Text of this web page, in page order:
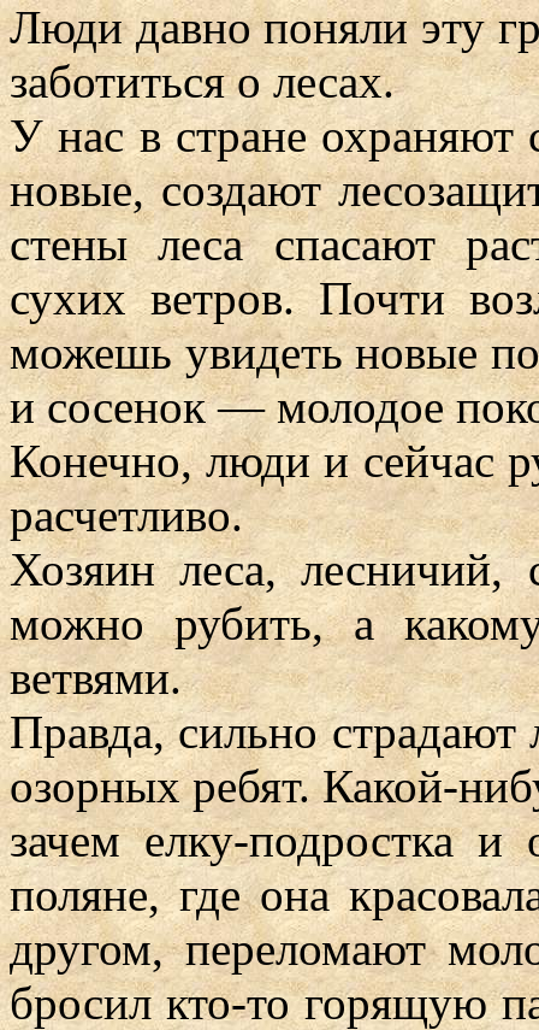
Люди давно поняли эту
заботиться о лесах.
У нас в стране охраняют
новые, создают
стены леса спасают
сухих ветров. Почти
можешь увидеть новые
и сосенок — молодое
Конечно, люди и сейчас
расчетливо.
Хозяин леса, лесничий,
можно рубить, а
ветвями.
Правда, сильно страдают
озорных ребят. Какой-
зачем елку-подростка и
поляне, где она
другом, переломают
бросил кто-то горящую